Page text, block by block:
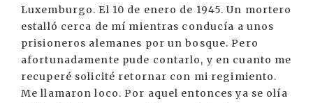
Luxemburgo. El 10 de enero de 1945. Un mortero
estalló cerca de mí mientras conducía a unos
prisioneros alemanes por un bosque. Pero
afortunadamente pude contarlo, y en cuanto me
recuperé solicité retornar con mi regimiento.
Me llamaron loco. Por aquel entonces ya se olía